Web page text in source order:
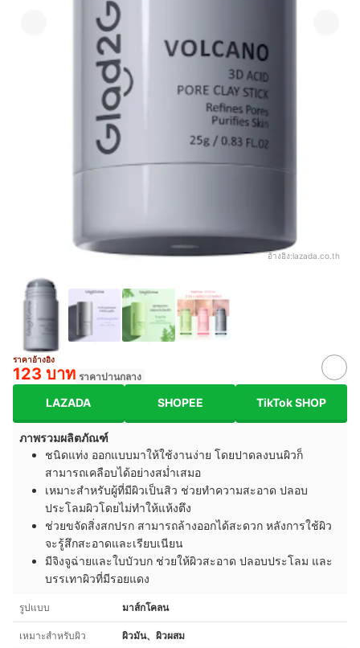
อ้างอิง:lazada.co.th
ราคาอ้างอิง
123 บาท ราคาปานกลาง
LAZADA SHOPEE TikTok SHOP
ภาพรวมผลิตภัณฑ์
ชนิดแท่ง ออกแบบมาให้ใช้งานง่าย โดยปาดลงบนผิวก็
สามารถเคลือบได้อย่างสม่ำเสมอ
เหมาะสำหรับผู้ที่มีผิวเป็นสิว ช่วยทำความสะอาด ปลอบ
ประโลมผิวโดยไม่ทำให้แห้งตึง
ช่วยขจัดสิ่งสกปรก สามารถล้างออกได้สะดวก หลังการใช้ผิว
จะรู้สึกสะอาดและเรียบเนียน
มีจิงจูฉ่ายและใบบัวบก ช่วยให้ผิวสะอาด ปลอบประโลม และ
บรรเทาผิวที่มีรอยแดง
รูปแบบ มาส์กโคลน
เหมาะสำหรับผิว ผิวมัน、ผิวผสม